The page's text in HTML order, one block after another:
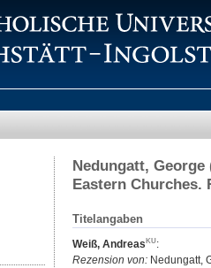
Nedungatt,
Eastern Churches.
Titelangaben
Weiß, Andreas
:
Rezension von: Nedungatt,